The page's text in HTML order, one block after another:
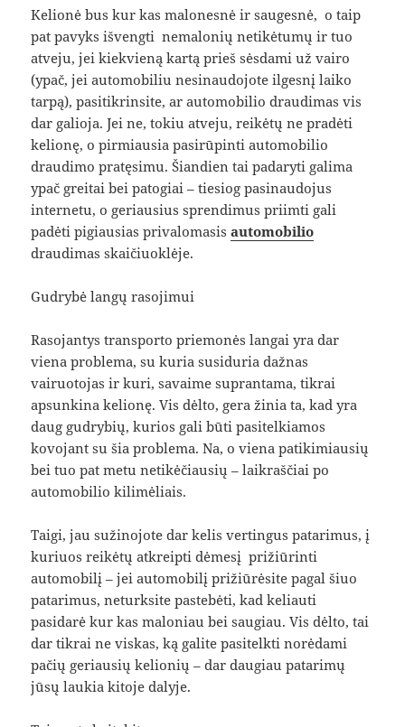
Kelionė bus kur kas malonesnė ir saugesnė, o taip
pat pavyks išvengti nemalonių netikėtumų ir tuo
atveju, jei kiekvieną kartą prieš sėsdami už vairo
(ypač, jei automobiliu nesinaudojote ilgesnį laiko
tarpą), pasitikrinsite, ar automobilio draudimas vis
dar galioja. Jei ne, tokiu atveju, reikėtų ne pradėti
kelionę, o pirmiausia pasirūpinti automobilio
draudimo pratęsimu. Šiandien tai padaryti galima
ypač greitai bei patogiai – tiesiog pasinaudojus
internetu, o geriausius sprendimus priimti gali
padėti pigiausias privalomasisautomobilio
draudimas skaičiuoklėje.
Gudrybė langų rasojimui
Rasojantys transporto priemonės langai yra dar
viena problema, su kuria susiduria dažnas
vairuotojas ir kuri, savaime suprantama, tikrai
apsunkina kelionę. Vis dėlto, gera žinia ta, kad yra
daug gudrybių, kurios gali būti pasitelkiamos
kovojant su šia problema. Na, o viena patikimiausių
bei tuo pat metu netikėčiausių – laikraščiai po
automobilio kilimėliais.
Taigi, jau sužinojote dar kelis vertingus patarimus, į
kuriuos reikėtų atkreipti dėmesį prižiūrinti
automobilį – jei automobilį prižiūrėsite pagal šiuo
patarimus, neturksite pastebėti, kad keliauti
pasidarė kur kas maloniau bei saugiau. Vis dėlto, tai
dar tikrai ne viskas, ką galite pasitelkti norėdami
pačių geriausių kelionių – dar daugiau patarimų
jūsų laukia kitoje dalyje.